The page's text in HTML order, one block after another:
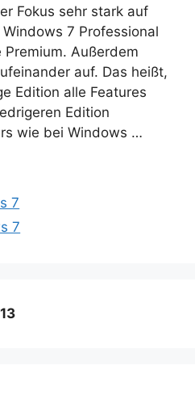
Fokus sehr stark auf
7 Professional
Außerdem
auf. Das heißt,
Edition alle Features
Edition
wie bei Windows …
7
7
Seite
13